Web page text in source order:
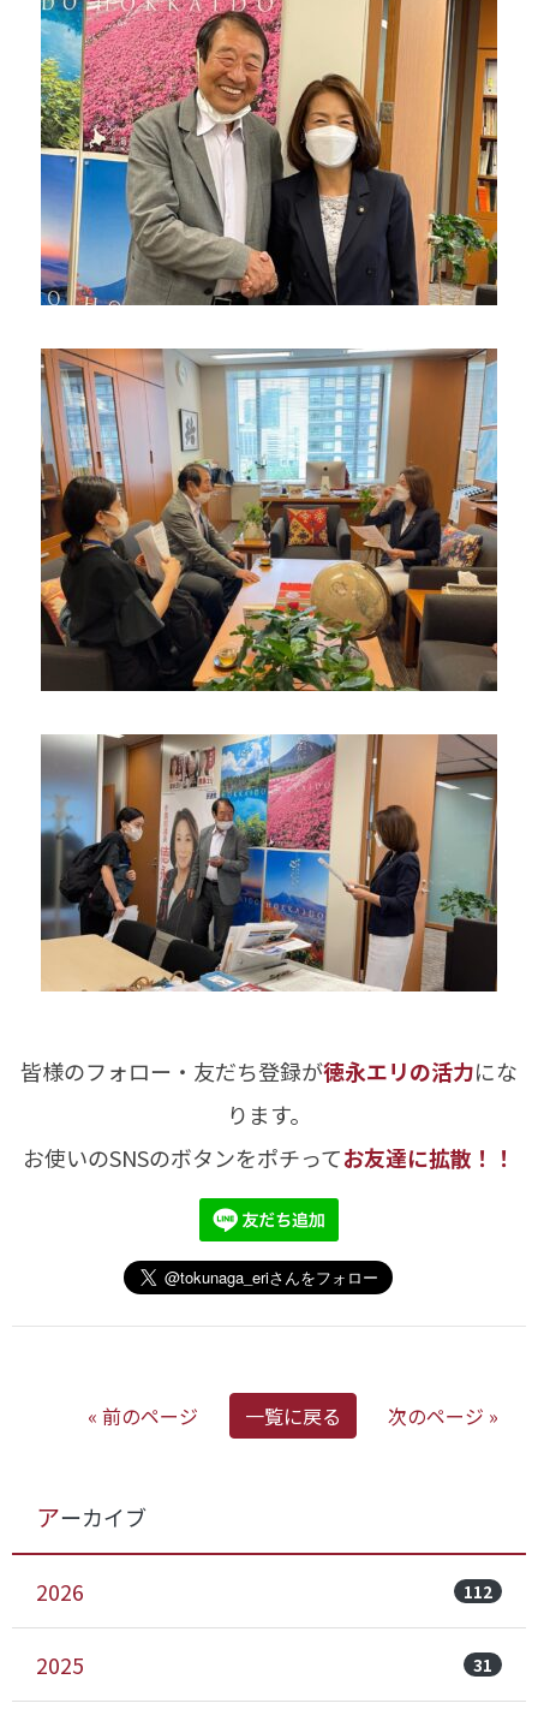
皆様のフォロー・友だち登録が徳永エリの活力にな
ります。
お使いのSNSのボタンをポチってお友達に拡散！！
« 前のページ 一覧に戻る 次のページ »
アーカイブ
2026 112
2025 31